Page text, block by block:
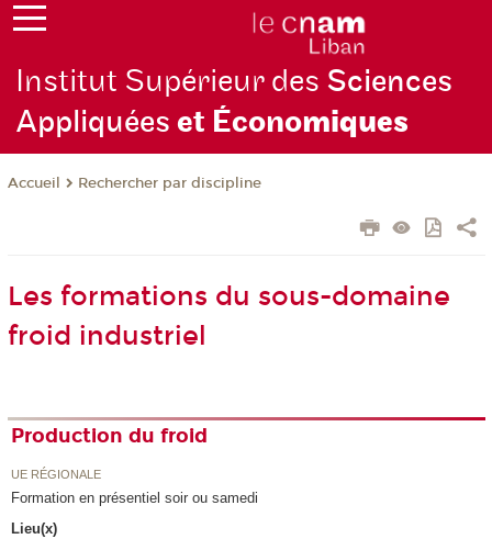
Institut Supérieur des Sciences
Appliquéeset Économiques
Accueil Rechercher par discipline
Les formations du sous-domaine
froid industriel
Production du froid
UE RÉGIONALE
Formation en présentiel soir ou samedi
Lieu(x)